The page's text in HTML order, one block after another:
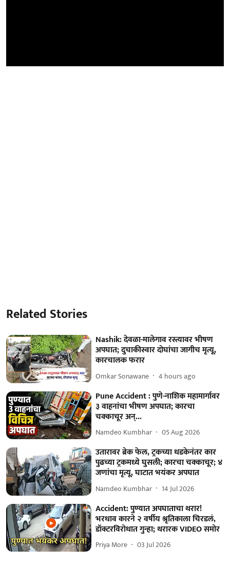
Related Stories
Nashik: देवळा-मालेगाव रस्त्यावर भीषण
अपघात; दुचाकीस्वार दोघांचा जागीच मृत्यू,
कारचालक फरार
Omkar Sonawane 4 hours ago
Pune Accident : पुणे-नाशिक महामार्गावर
३ वाहनांचा भीषण अपघात; कारचा
चक्काचूर अन्...
Namdeo Kumbhar 05 Aug 2026
उतारावर ब्रेक फेल, ट्रकच्या धडकेनंतर कार
पुढच्या ट्रकमध्ये घुसली; कारचा चक्काचूर; ४
जणांचा मृत्यू, घाटात भयंकर अपघात
Namdeo Kumbhar 14 Jul 2026
Accident: पुण्यात अपघाताचा थरार!
भरधाव कारने २ वर्षीय श्रृतिकाला चिरडलं,
डॉक्टरविरोधात गुन्हा; थरारक VIDEO समोर
Priya More 03 Jul 2026